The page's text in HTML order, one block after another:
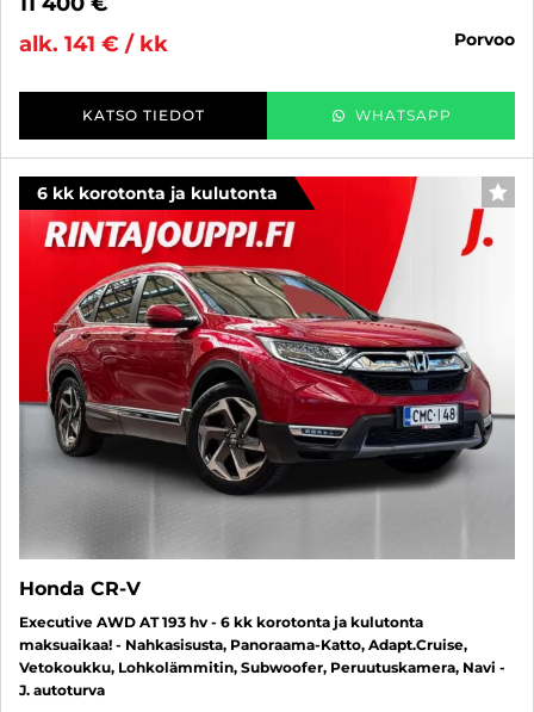
alk. 141 € / kk
porvoo
KATSO TIEDOT WHATSAPP
6 kk korotonta ja kulutonta
Honda CR-V
Executive AWD AT 193 hv - 6 kk korotonta ja kulutonta
maksuaikaa! - Nahkasisusta, Panoraama-Katto, Adapt.Cruise,
Vetokoukku, Lohkolämmitin, Subwoofer, Peruutuskamera, Navi -
J. autoturva